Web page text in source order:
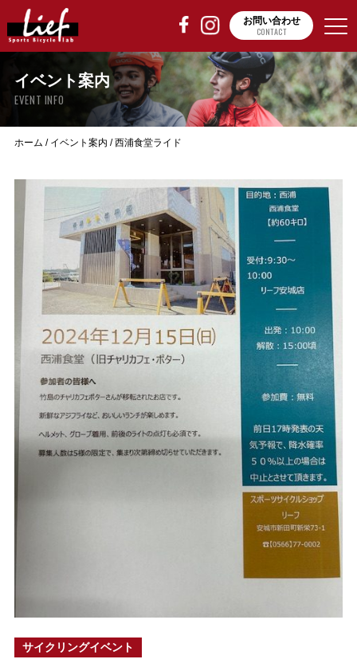
お問い合わせ
CONTACT
イベント案内
EVENT INFO
ホーム / イベント案内 /西浦食堂ライド
サイクリングイベント